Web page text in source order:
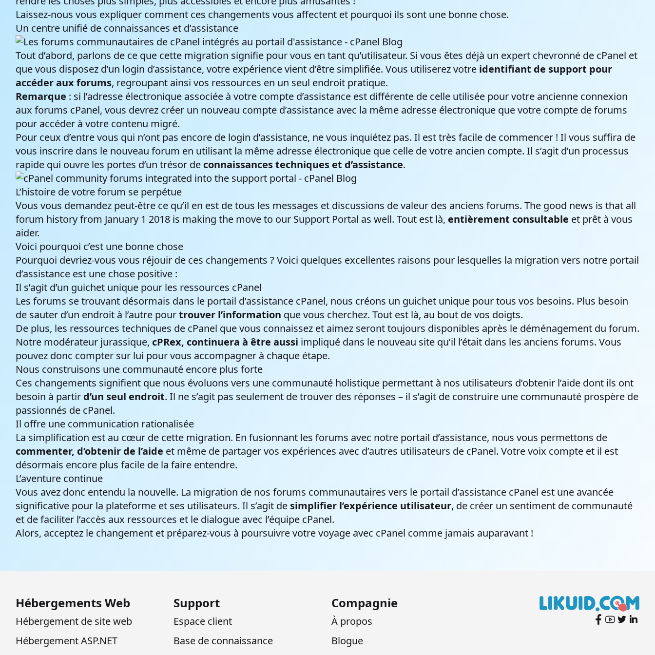
Hébergement
Revendeur
Hébergez le site Web de vos
clients sans avoir à gérer tous les
aspects techniques
Noms de domaine
Vérifiez la disponibilité d'un nom
de domaine et profitez du meilleur
service d'hébergement web
québécois.
Certificats SSL
La sécurité et la crédibilité dont
vous avez besoin pour obtenir la
confiance de vos visiteurs
Laissez-nous vous expliquer comment ces changements vous affectent et pourquoi ils sont une bonne chose.
Un centre unifié de connaissances et d’assistance
Tout d’abord, parlons de ce que cette migration signifie pour vous en tant qu’utilisateur. Si vous êtes déjà un expert chevronné de cPanel et
que vous disposez d’un login d’assistance, votre expérience vient d’être simplifiée. Vous utiliserez votre identifiant de support pour
accéder aux forums, regroupant ainsi vos ressources en un seul endroit pratique.
Remarque : si l’adresse électronique associée à votre compte d’assistance est différente de celle utilisée pour votre ancienne connexion
aux forums cPanel, vous devrez créer un nouveau compte d’assistance avec la même adresse électronique que votre compte de forums
pour accéder à votre contenu migré.
Pour ceux d’entre vous qui n’ont pas encore de login d’assistance, ne vous inquiétez pas. Il est très facile de commencer ! Il vous suffira de
vous inscrire dans le nouveau forum en utilisant la même adresse électronique que celle de votre ancien compte. Il s’agit d’un processus
rapide qui ouvre les portes d’un trésor de connaissances techniques et d’assistance.
L’histoire de votre forum se perpétue
Vous vous demandez peut-être ce qu’il en est de tous les messages et discussions de valeur des anciens forums. The good news is that all
forum history from January 1 2018 is making the move to our Support Portal as well. Tout est là, entièrement consultable et prêt à vous
aider.
Voici pourquoi c’est une bonne chose
Pourquoi devriez-vous vous réjouir de ces changements ? Voici quelques excellentes raisons pour lesquelles la migration vers notre portail
d’assistance est une chose positive :
Il s’agit d’un guichet unique pour les ressources cPanel
Les forums se trouvant désormais dans le portail d’assistance cPanel, nous créons un guichet unique pour tous vos besoins. Plus besoin
de sauter d’un endroit à l’autre pourtrouver l’information que vous cherchez. Tout est là, au bout de vos doigts.
De plus, les ressources techniques de cPanel que vous connaissez et aimez seront toujours disponibles après le déménagement du forum.
Notre modérateur jurassique, cPRex, continuera à être aussi impliqué dans le nouveau site qu’il l’était dans les anciens forums. Vous
pouvez donc compter sur lui pour vous accompagner à chaque étape.
Nous construisons une communauté encore plus forte
Ces changements signifient que nous évoluons vers une communauté holistique permettant à nos utilisateurs d’obtenir l’aide dont ils ont
besoin à partir d’un seul endroit. Il ne s’agit pas seulement de trouver des réponses – il s’agit de construire une communauté prospère de
passionnés de cPanel.
Il offre une communication rationalisée
La simplification est au cœur de cette migration. En fusionnant les forums avec notre portail d’assistance, nous vous permettons de
commenter, d’obtenir de l’aide et même de partager vos expériences avec d’autres utilisateurs de cPanel. Votre voix compte et il est
désormais encore plus facile de la faire entendre.
L’aventure continue
Vous avez donc entendu la nouvelle. La migration de nos forums communautaires vers le portail d’assistance cPanel est une avancée
significative pour la plateforme et ses utilisateurs. Il s’agit de simplifier l’expérience utilisateur, de créer un sentiment de communauté
et de faciliter l’accès aux ressources et le dialogue avec l’équipe cPanel.
Alors, acceptez le changement et préparez-vous à poursuivre votre voyage avec cPanel comme jamais auparavant !
Hébergements Web
Hébergement de site web
Hébergement ASP.NET
Support
Espace client
Base de connaissance
Compagnie
À propos
Blogue